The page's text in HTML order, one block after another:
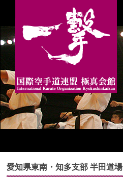
愛知県東南・知多支部 半田道場